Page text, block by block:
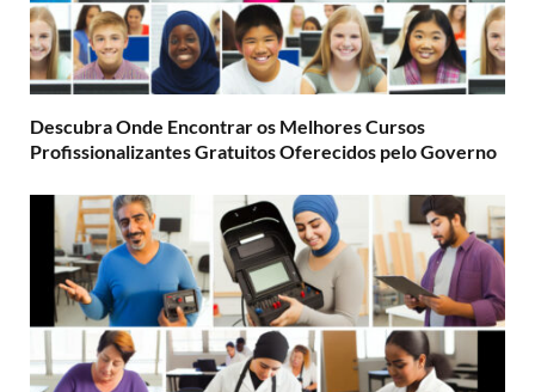
Descubra Onde Encontrar os Melhores Cursos
Profissionalizantes Gratuitos Oferecidos pelo Governo